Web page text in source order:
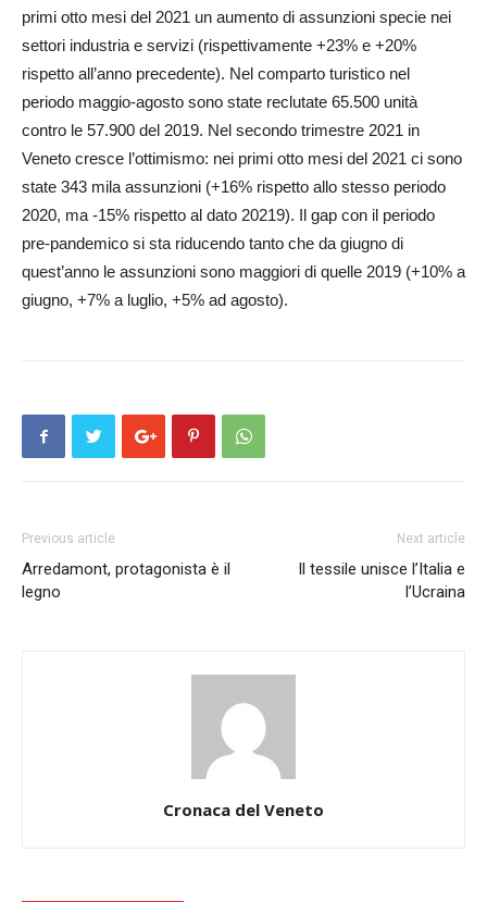
primi otto mesi del 2021 un aumento di assunzioni specie nei
settori industria e servizi (rispettivamente +23% e +20%
rispetto all’anno precedente). Nel comparto turistico nel
periodo maggio-agosto sono state reclutate 65.500 unità
contro le 57.900 del 2019. Nel secondo trimestre 2021 in
Veneto cresce l’ottimismo: nei primi otto mesi del 2021 ci sono
state 343 mila assunzioni (+16% rispetto allo stesso periodo
2020, ma -15% rispetto al dato 20219). Il gap con il periodo
pre-pandemico si sta riducendo tanto che da giugno di
quest’anno le assunzioni sono maggiori di quelle 2019 (+10% a
giugno, +7% a luglio, +5% ad agosto).
Previous article
Arredamont, protagonista è il
legno
Next article
Il tessile unisce l’Italia e
l’Ucraina
Cronaca del Veneto